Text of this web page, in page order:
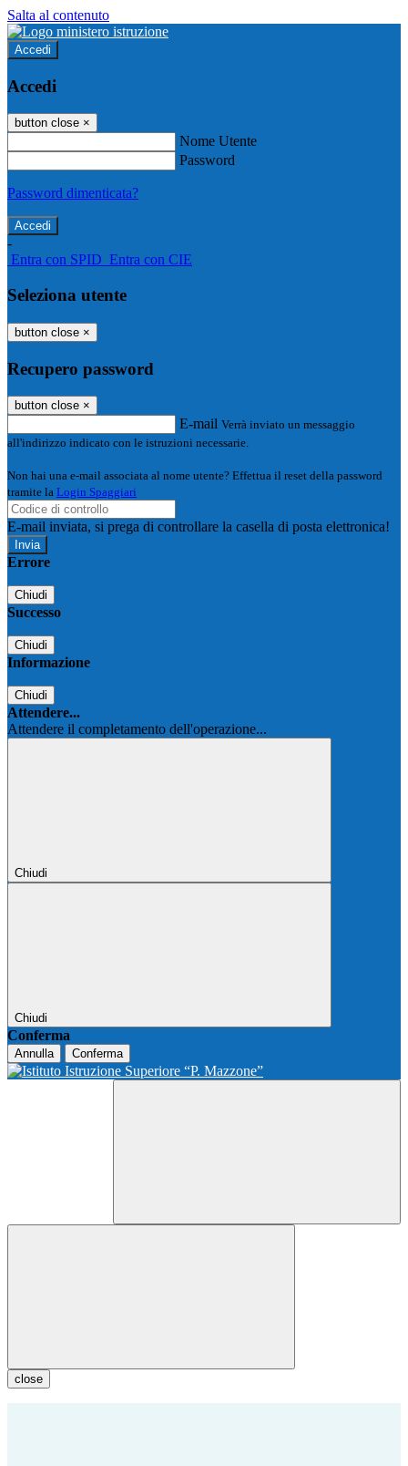
Salta al contenuto
Accedi
Accedi
button close ×
Nome Utente
Password
Password dimenticata?
-
Entra con SPID Entra con CIE
Seleziona utente
button close ×
Recupero password
button close ×
E-mail Verrà inviato un messaggio
all'indirizzo indicato con le istruzioni necessarie.
Non hai una e-mail associata al nome utente? Effettua il reset della password
tramite la Login Spaggiari
E-mail inviata, si prega di controllare la casella di posta elettronica!
Errore
Chiudi
Successo
Chiudi
Informazione
Chiudi
Attendere...
Attendere il completamento dell'operazione...
Chiudi
Chiudi
Conferma
Annulla Conferma
close